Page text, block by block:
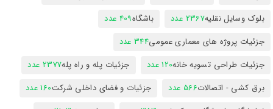
بلوک وسایل نقلیه2367 عدد باشگاه409 عدد
جزئیات پروژه های معماری عمومی344 عدد
جزئیات طراحی تسویه خانه120 عدد جزئیات پله و راه پله2377 عدد
برق کشی - اتصالات566 عدد جزئیات و فضای داخلی شرکت160 عدد